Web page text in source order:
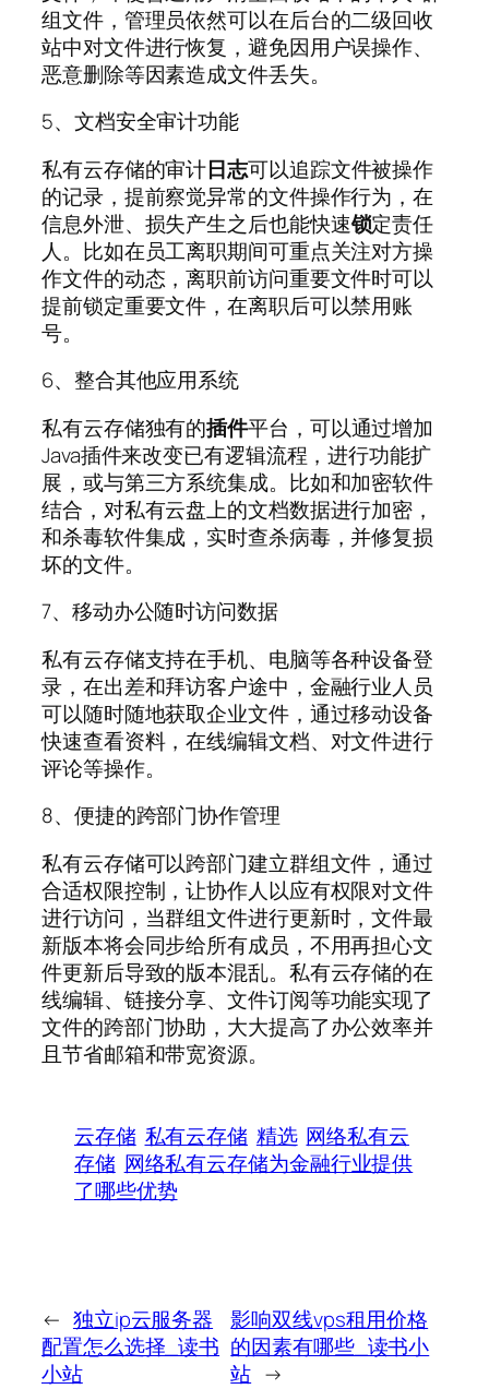
组文件，管理员依然可以在后台的二级回收
站中对文件进行恢复，避免因用户误操作、
恶意删除等因素造成文件丢失。
5、文档安全审计功能
私有云存储的审计日志可以追踪文件被操作
的记录，提前察觉异常的文件操作行为，在
信息外泄、损失产生之后也能快速锁定责任
人。比如在员工离职期间可重点关注对方操
作文件的动态，离职前访问重要文件时可以
提前锁定重要文件，在离职后可以禁用账
号。
6、整合其他应用系统
私有云存储独有的插件平台，可以通过增加
Java插件来改变已有逻辑流程，进行功能扩
展，或与第三方系统集成。比如和加密软件
结合，对私有云盘上的文档数据进行加密，
和杀毒软件集成，实时查杀病毒，并修复损
坏的文件。
7、移动办公随时访问数据
私有云存储支持在手机、电脑等各种设备登
录，在出差和拜访客户途中，金融行业人员
可以随时随地获取企业文件，通过移动设备
快速查看资料，在线编辑文档、对文件进行
评论等操作。
8、便捷的跨部门协作管理
私有云存储可以跨部门建立群组文件，通过
合适权限控制，让协作人以应有权限对文件
进行访问，当群组文件进行更新时，文件最
新版本将会同步给所有成员，不用再担心文
件更新后导致的版本混乱。私有云存储的在
线编辑、链接分享、文件订阅等功能实现了
文件的跨部门协助，大大提高了办公效率并
且节省邮箱和带宽资源。
云存储 私有云存储 精选 网络私有云
存储 网络私有云存储为金融行业提供
了哪些优势
← 独立ip云服务器
配置怎么选择_读书
小站
影响双线vps租用价格
的因素有哪些_读书小
站 →